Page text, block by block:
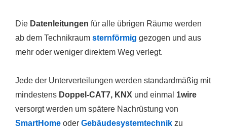
Die Datenleitungen für alle übrigen Räume werden
ab dem Technikraum sternförmig gezogen und aus
mehr oder weniger direktem Weg verlegt.
Jede der Unterverteilungen werden standardmäßig mit
mindestens Doppel-CAT7, KNX und einmal 1wire
versorgt werden um spätere Nachrüstung von
SmartHome oder Gebäudesystemtechnik zu